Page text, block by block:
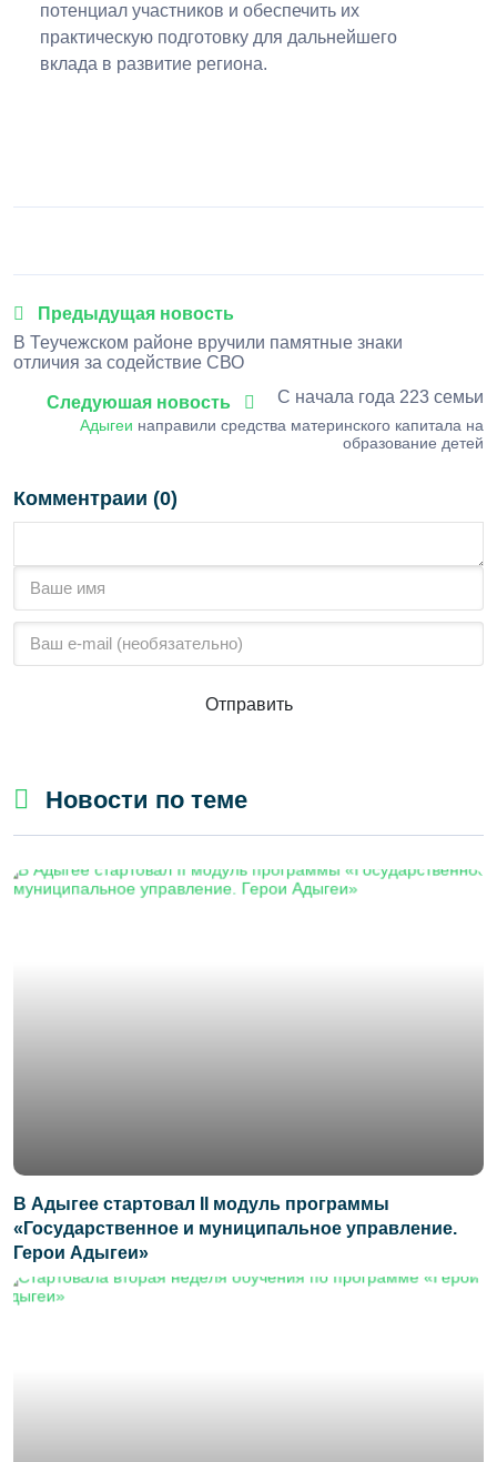
потенциал участников и обеспечить их
практическую подготовку для дальнейшего
вклада в развитие региона.
Предыдущая новость
В Теучежском районе вручили памятные знаки
отличия за содействие СВО
Следуюшая новость С начала года 223 семьи
Адыгеи направили средства материнского капитала на
образование детей
Комментраии (0)
Отправить
Новости по теме
В Адыгее стартовал II модуль программы
«Государственное и муниципальное управление.
Герои Адыгеи»